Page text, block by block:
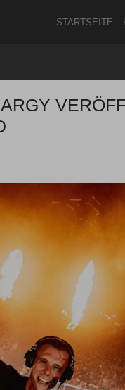
STARTSEITE
Registrieren
Passwort
Anmelden